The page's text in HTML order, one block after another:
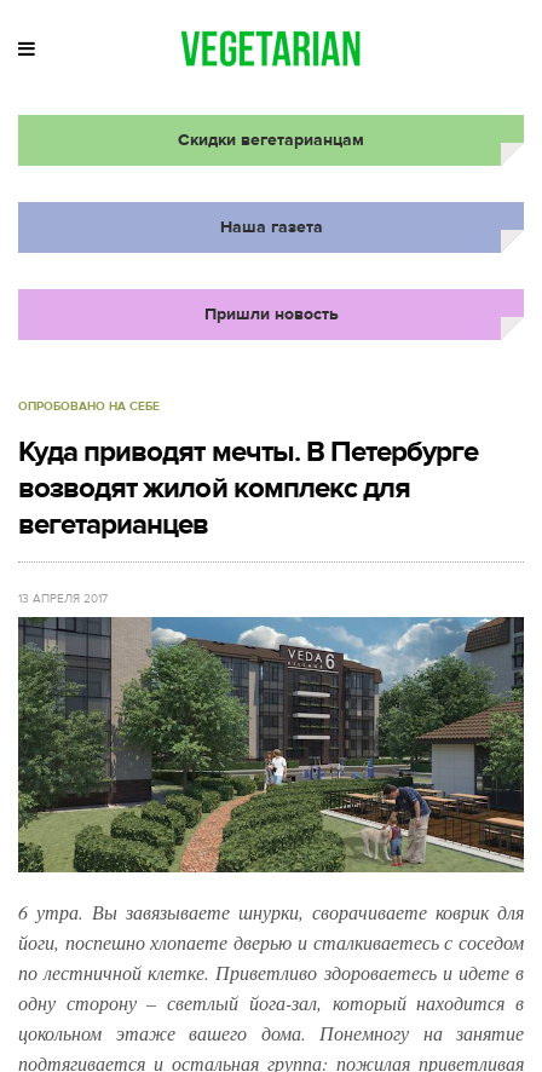
Скидки вегетарианцам
Наша газета
Пришли новость
ОПРОБОВАНО НА СЕБЕ
Куда приводят мечты. В Петербурге
возводят жилой комплекс для
вегетарианцев
13 АПРЕЛЯ 2017
6 утра. Вы завязываете шнурки, сворачиваете коврик для
йоги, поспешно хлопаете дверью и сталкиваетесь с соседом
по лестничной клетке. Приветливо здороваетесь и идете в
одну сторону – светлый йога-зал, который находится в
цокольном этаже вашего дома. Понемногу на занятие
подтягивается и остальная группа: пожилая приветливая